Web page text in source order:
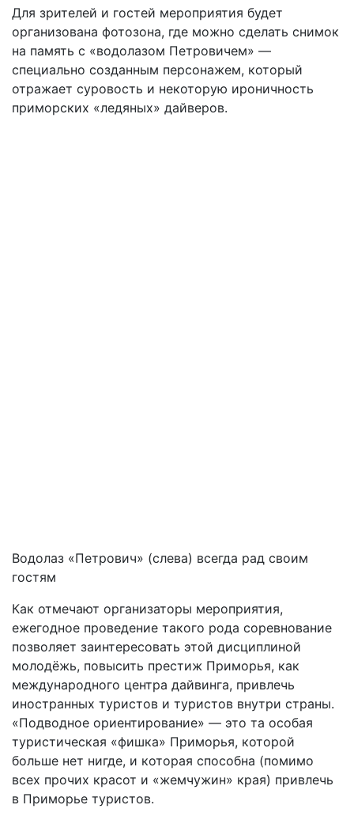
Для зрителей и гостей мероприятия будет
организована фотозона, где можно сделать снимок
на память с «водолазом Петровичем» —
специально созданным персонажем, который
отражает суровость и некоторую ироничность
приморских «ледяных» дайверов.
Водолаз «Петрович» (слева) всегда рад своим
гостям
Как отмечают организаторы мероприятия,
ежегодное проведение такого рода соревнование
позволяет заинтересовать этой дисциплиной
молодёжь, повысить престиж Приморья, как
международного центра дайвинга, привлечь
иностранных туристов и туристов внутри страны.
«Подводное ориентирование» — это та особая
туристическая «фишка» Приморья, которой
больше нет нигде, и которая способна (помимо
всех прочих красот и «жемчужин» края) привлечь
в Приморье туристов.